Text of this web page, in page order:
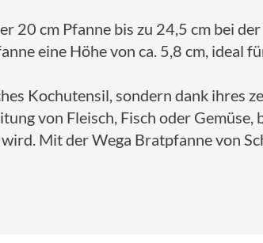
20 cm Pfanne bis zu 24,5 cm bei
eine Höhe von ca. 5,8 cm, ideal
Kochutensil, sondern dank ihres
von Fleisch, Fisch oder
Mit der Wega Bratpfanne von